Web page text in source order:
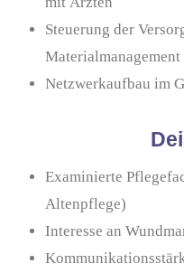
Steuerung der
Materialmanagement
Netzwerkaufbau im
Examinierte
Altenpflege)
Interesse an